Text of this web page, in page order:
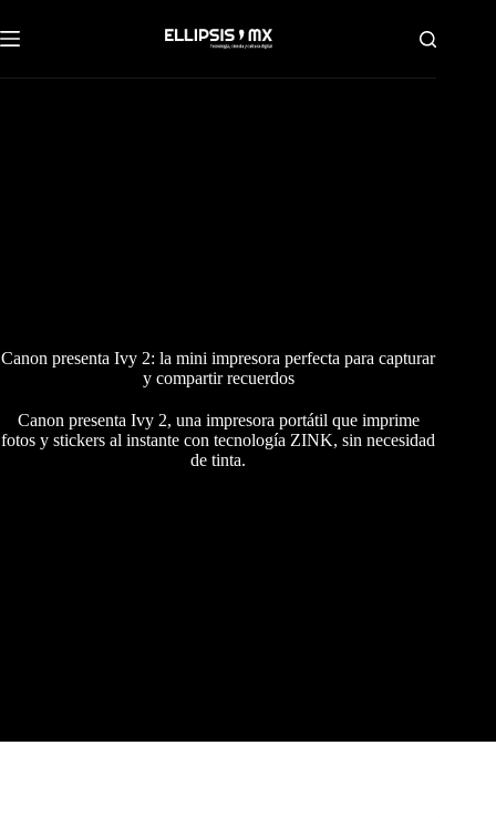
al
contenido
Canon presenta Ivy 2: la mini impresora perfecta para capturar
y compartir recuerdos
Canon presenta Ivy 2, una impresora portátil que imprime
fotos y stickers al instante con tecnología ZINK, sin necesidad
de tinta.